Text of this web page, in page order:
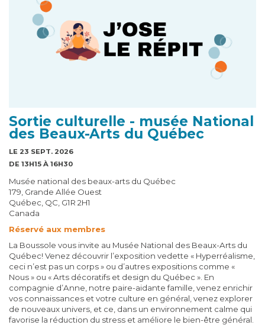
Sortie culturelle - musée National
des Beaux-Arts du Québec
LE 23 SEPT. 2026
DE 13H15 À 16H30
Musée national des beaux-arts du Québec
179, Grande Allée Ouest
Québec, QC, G1R 2H1
Canada
Réservé aux membres
La Boussole vous invite au Musée National des Beaux-Arts du
Québec! Venez découvrir l’exposition vedette « Hyperréalisme,
ceci n’est pas un corps » ou d’autres expositions comme «
Nous » ou « Arts décoratifs et design du Québec ». En
compagnie d’Anne, notre paire-aidante famille, venez enrichir
vos connaissances et votre culture en général, venez explorer
de nouveaux univers, et ce, dans un environnement calme qui
favorise la réduction du stress et améliore le bien-être général.